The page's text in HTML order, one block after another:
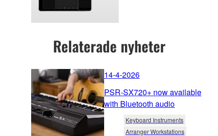
Relaterade nyheter
14-4-2026
PSR-SX720+ now available
with Bluetooth audio
Keyboard Instruments
Arranger Workstations